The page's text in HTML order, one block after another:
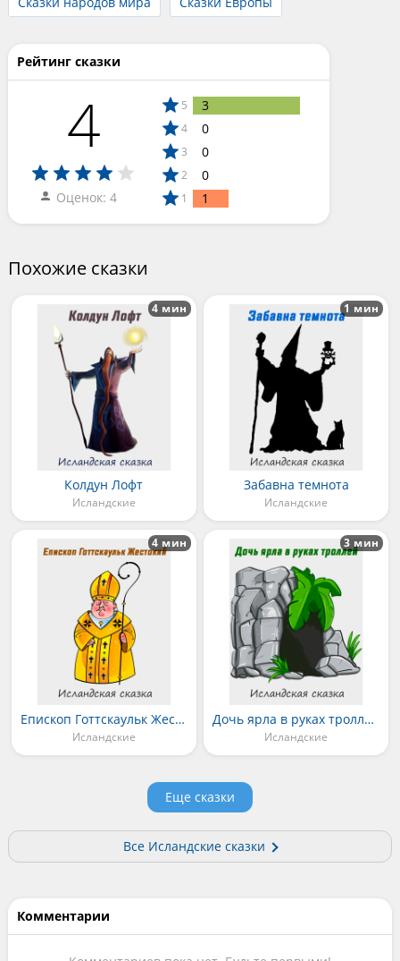
Рейтинг сказки
4
Оценок: 4
5 3
4 0
3 0
2 0
1 1
Похожие сказки
Колдун Лофт
Исландские
4 мин
Забавна темнота
Исландские
1 мин
Епископ Готтскаульк Жестокий
Исландские
4 мин
Дочь ярла в руках троллей
Исландские
3 мин
Еще сказки
Все Исландские сказки
Комментарии